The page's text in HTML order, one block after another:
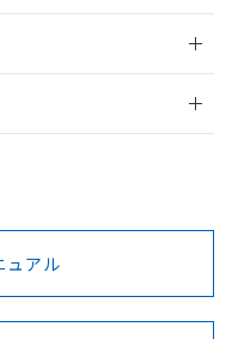
登録
前に、以下を必ずお読
BV型式承認
（フランス
KR型式
（韓国
ュアル